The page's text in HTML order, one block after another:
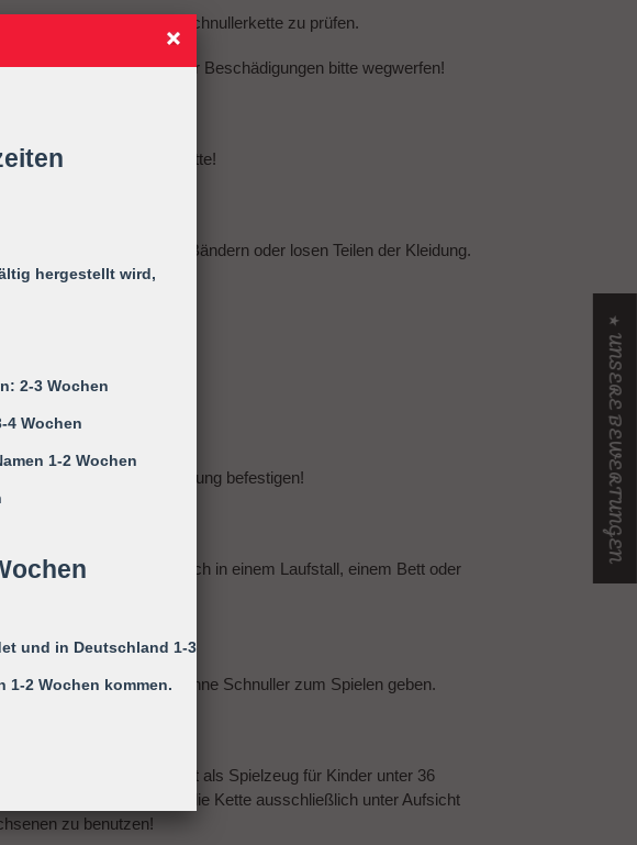
ist die gesamte Schnullerkette zu prüfen.
von Mängeln oder Beschädigungen bitte wegwerfen!
niemals die Schnullerkette!
sie niemals an Gurten, Bändern oder losen Teilen der Kleidung.
nur an der Kleidung befestigen!
wenn der Säugling sich in einem Laufstall, einem Bett oder
dem Kind ohne Schnuller zum Spielen geben.
darf nicht unbefestigt als Spielzeug für Kinder unter 36
werden, daher ist die Kette ausschließlich unter Aufsicht
zu benutzen!
★ UNSERE BEWERTUNGEN
hergestellt wird,
2-3 Wochen
4 Wochen
1-2 Wochen
und in Deutschland 1-3
1-2 Wochen kommen.